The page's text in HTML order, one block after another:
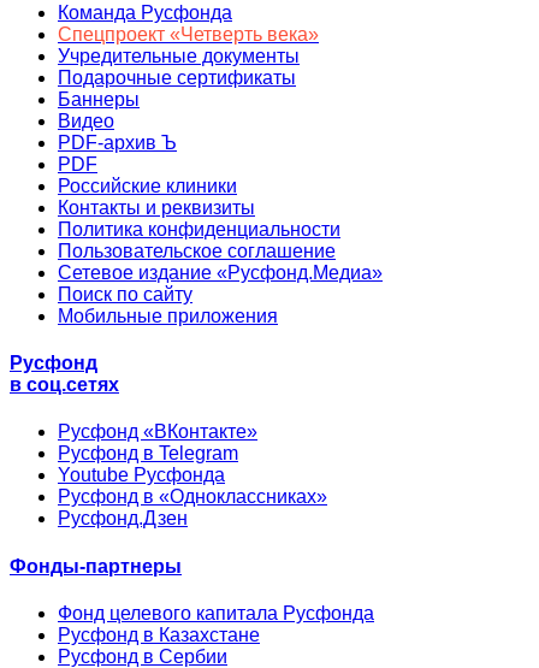
Команда Русфонда
Спецпроект «Четверть века»
Учредительные документы
Подарочные сертификаты
Баннеры
Видео
PDF-архив Ъ
PDF
Российские клиники
Контакты и реквизиты
Политика конфиденциальности
Пользовательское соглашение
Сетевое издание «Русфонд.Медиа»
Поиск по сайту
Мобильные приложения
Русфонд
в соц.сетях
Русфонд «ВКонтакте»
Русфонд в Telegram
Youtube Русфонда
Русфонд в «Одноклассниках»
Русфонд.Дзен
Фонды-партнеры
Фонд целевого капитала Русфонда
Русфонд в Казахстане
Русфонд в Сербии